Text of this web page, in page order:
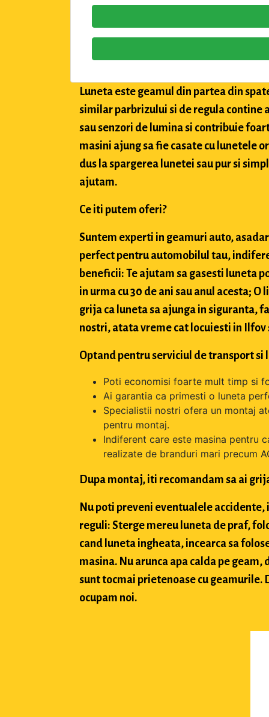
Luneta este geamul din partea din
similar parbrizului si de regula contine
sau senzori de lumina si contribuie
masini ajung sa fie casate cu lunetele
dus la spargerea lunetei sau pur si
ajutam.
Ce iti putem oferi?
Suntem experti in geamuri auto,
perfect pentru automobilul tau,
beneficii: Te ajutam sa gasesti luneta
in urma cu 30 de ani sau anul acesta;
grija ca luneta sa ajunga in siguranta,
nostri, atata vreme cat locuiesti in Ilfov
Optand pentru serviciul de transport si
Poti economisi foarte mult timp si
Ai garantia ca primesti o luneta
Specialistii nostri ofera un montaj
pentru montaj.
Indiferent care este masina pentru
realizate de branduri mari precum
Dupa montaj, iti recomandam sa ai
Nu poti preveni eventualele
reguli: Sterge mereu luneta de praf,
cand luneta ingheata, incearca sa
masina. Nu arunca apa calda pe
sunt tocmai prietenoase cu geamurile.
ocupam noi.